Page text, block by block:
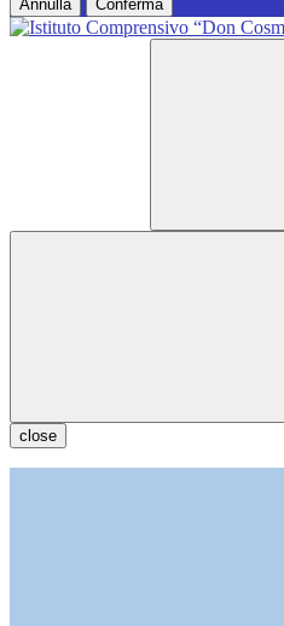
Annulla Conferma
close